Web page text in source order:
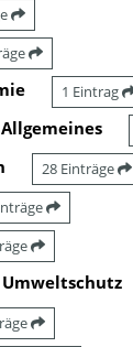
1 Eintrag
28 Einträge